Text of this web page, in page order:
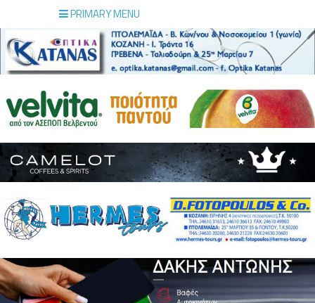
PRIMARY MENU